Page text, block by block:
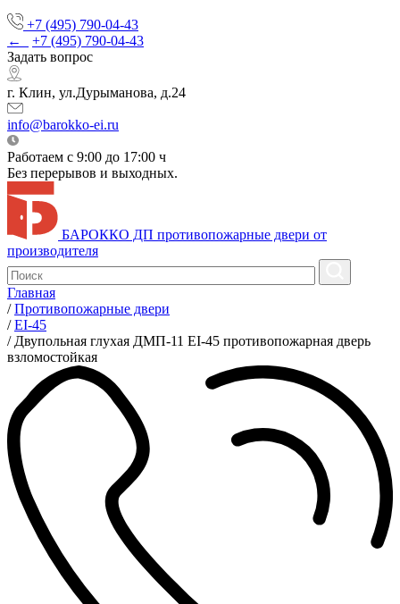
+7 (495) 790-04-43
←
+7 (495) 790-04-43
Задать вопрос
г. Клин, ул.Дурыманова, д.24
info@barokko-ei.ru
Работаем с 9:00 до 17:00 ч
Без перерывов и выходных.
БАРОККО ДП противопожарные двери от
производителя
Главная
/ Противопожарные двери
/ EI-45
/ Двупольная глухая ДМП-11 EI-45 противопожарная дверь
взломостойкая